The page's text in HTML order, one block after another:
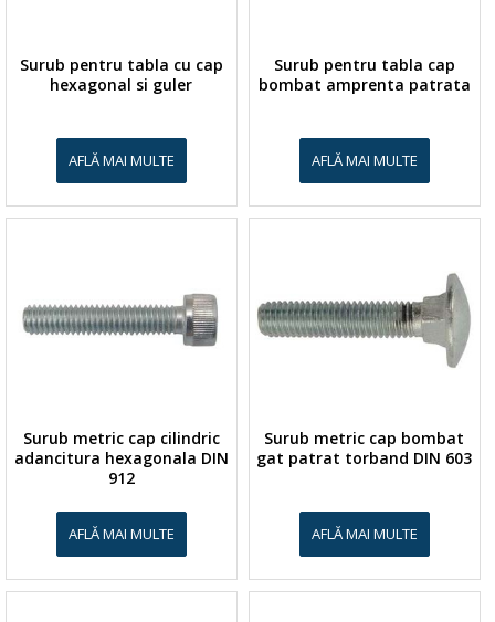
Surub pentru tabla cu cap
hexagonal si guler
AFLĂ MAI MULTE
Surub pentru tabla cap
bombat amprenta patrata
AFLĂ MAI MULTE
Surub metric cap cilindric
adancitura hexagonala DIN
912
AFLĂ MAI MULTE
Surub metric cap bombat
gat patrat torband DIN 603
AFLĂ MAI MULTE